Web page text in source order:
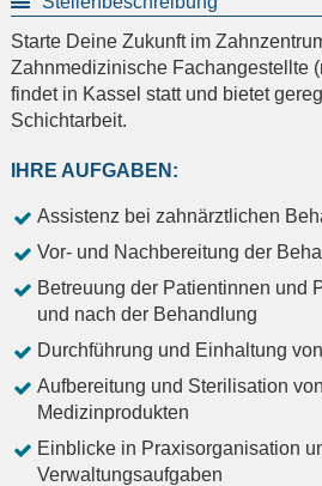
Starte Deine Zukunft im
Zahnmedizinische Fachangestellte
findet in Kassel statt und bietet
Schichtarbeit.
IHRE AUFGABEN:
Assistenz bei zahnärztlichen
Vor- und Nachbereitung der
Betreuung der Patientinnen und
und nach der Behandlung
Durchführung und Einhaltung
Aufbereitung und Sterilisation
Medizinprodukten
Einblicke in Praxisorganisation
Verwaltungsaufgaben